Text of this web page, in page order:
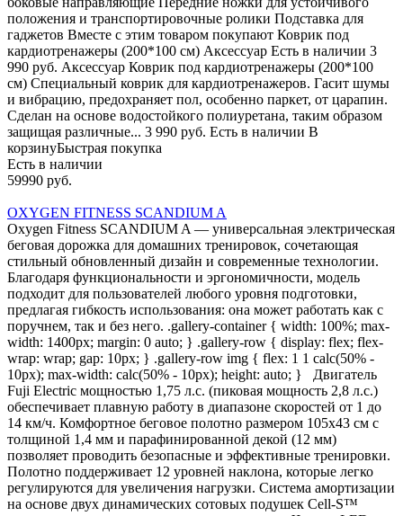
положения и транспортировочные ролики Подставка для
гаджетов Вместе с этим товаром покупают Коврик под
кардиотренажеры (200*100 см) Аксессуар Есть в наличии 3
990 руб. Аксессуар Коврик под кардиотренажеры (200*100
см) Специальный коврик для кардиотренажеров. Гасит шумы
и вибрацию, предохраняет пол, особенно паркет, от царапин.
Сделан на основе водостойкого полиуретана, таким образом
защищая различные... 3 990 руб. Есть в наличии В
корзинуБыстрая покупка
Есть в наличии
59990 руб.
OXYGEN FITNESS SCANDIUM A
Oxygen Fitness SCANDIUM A — универсальная электрическая
беговая дорожка для домашних тренировок, сочетающая
стильный обновленный дизайн и современные технологии.
Благодаря функциональности и эргономичности, модель
подходит для пользователей любого уровня подготовки,
предлагая гибкость использования: она может работать как с
поручнем, так и без него. .gallery-container { width: 100%; max-
width: 1400px; margin: 0 auto; } .gallery-row { display: flex; flex-
wrap: wrap; gap: 10px; } .gallery-row img { flex: 1 1 calc(50% -
10px); max-width: calc(50% - 10px); height: auto; } Двигатель
Fuji Electric мощностью 1,75 л.с. (пиковая мощность 2,8 л.с.)
обеспечивает плавную работу в диапазоне скоростей от 1 до
14 км/ч. Комфортное беговое полотно размером 105х43 см с
толщиной 1,4 мм и парафинированной декой (12 мм)
позволяет проводить безопасные и эффективные тренировки.
Полотно поддерживает 12 уровней наклона, которые легко
регулируются для увеличения нагрузки. Система амортизации
на основе двух динамических сотовых подушек Cell-S™